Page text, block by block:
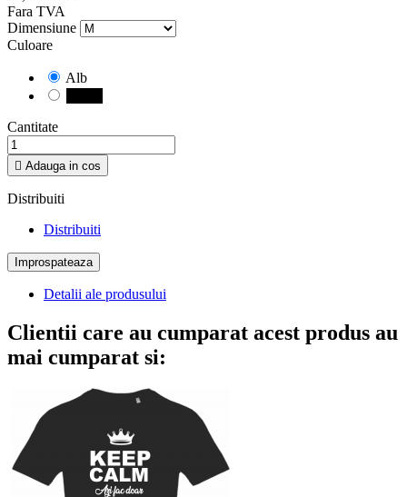
Fara TVA
Dimensiune
Culoare
Alb
Cantitate
 Adauga in cos
Distribuiti
Distribuiti
Detalii ale produsului
Clientii care au cumparat acest produs au
mai cumparat si: